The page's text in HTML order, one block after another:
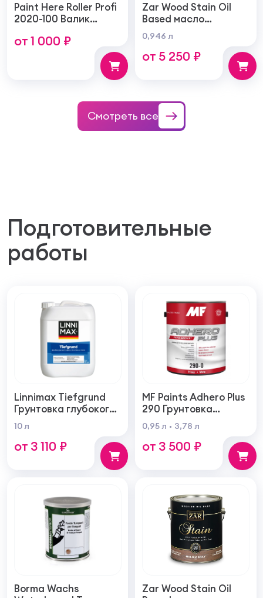
Paint Here Roller Profi
2020-100 Валик
тонкую гладкую
структуру покрытия
от 1 000 ₽
Zar Wood Stain Oil
Based масло
тонирующая по
дереву
0,946 л
от 5 250 ₽
Смотреть все
Подготовительные
работы
Linnimax Tiefgrund
Грунтовка глубокого
проникновения для
внутренних и
наружных работ
10 л
от 3 110 ₽
MF Paints Adhero Plus
290 Грунтовка
высшего качества из
100% акрилового
латекса для
0,95 л 3,78 л
от 3 500 ₽
Borma Wachs
Zar Wood Stain Oil